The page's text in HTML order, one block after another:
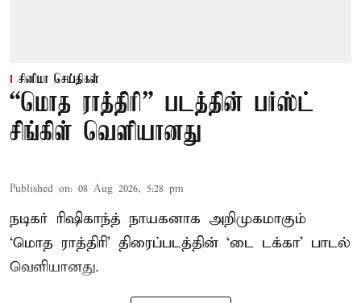
சினிமா செய்திகள்
“மொத ராத்திரி” படத்தின் பர்ஸ்ட்
சிங்கிள் வெளியானது
Published on: 08 Aug 2026, 5:28 pm
நடிகர் ரிஷிகாந்த் நாயகனாக அறிமுகமாகும்
‘மொத ராத்திரி’ திரைப்படத்தின் ‘டை டக்கா’ பாடல்
வெளியானது.